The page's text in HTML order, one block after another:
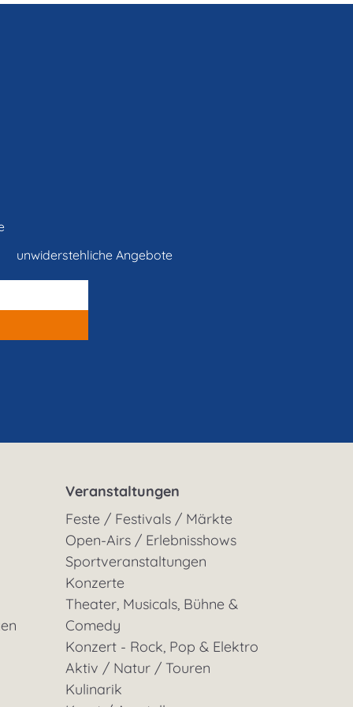
unwiderstehliche Angebote
Veranstaltungen
Feste / Festivals / Märkte
Open-Airs / Erlebnisshows
Sportveranstaltungen
Konzerte
Theater, Musicals, Bühne &
Comedy
Konzert - Rock, Pop & Elektro
Aktiv / Natur / Touren
Kulinarik